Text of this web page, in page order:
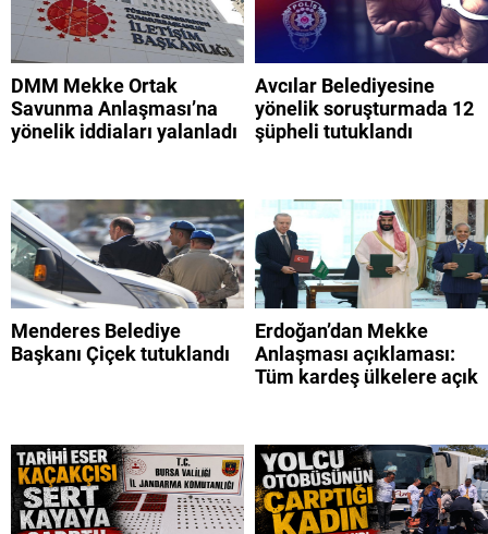
DMM Mekke Ortak
Savunma Anlaşması’na
yönelik iddiaları yalanladı
Avcılar Belediyesine
yönelik soruşturmada 12
şüpheli tutuklandı
Menderes Belediye
Başkanı Çiçek tutuklandı
Erdoğan’dan Mekke
Anlaşması açıklaması:
Tüm kardeş ülkelere açık